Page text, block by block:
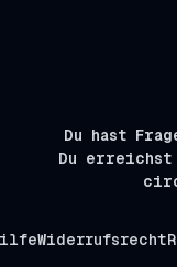
Du hast
Du erreichst
Widerrufsrecht